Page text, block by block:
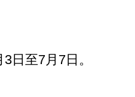
日至7月7日。